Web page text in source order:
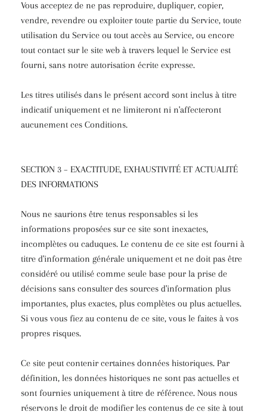
Vous acceptez de ne pas reproduire, dupliquer, copier,
vendre, revendre ou exploiter toute partie du Service, toute
utilisation du Service ou tout accès au Service, ou encore
tout contact sur le site web à travers lequel le Service est
fourni, sans notre autorisation écrite expresse.
Les titres utilisés dans le présent accord sont inclus à titre
indicatif uniquement et ne limiteront ni n'affecteront
aucunement ces Conditions.
SECTION 3 – EXACTITUDE, EXHAUSTIVITÉ ET ACTUALITÉ
DES INFORMATIONS
Nous ne saurions être tenus responsables si les
informations proposées sur ce site sont inexactes,
incomplètes ou caduques. Le contenu de ce site est fourni à
titre d'information générale uniquement et ne doit pas être
considéré ou utilisé comme seule base pour la prise de
décisions sans consulter des sources d'information plus
importantes, plus exactes, plus complètes ou plus actuelles.
Si vous vous fiez au contenu de ce site, vous le faites à vos
propres risques.
Ce site peut contenir certaines données historiques. Par
définition, les données historiques ne sont pas actuelles et
sont fournies uniquement à titre de référence. Nous nous
réservons le droit de modifier les contenus de ce site à tout